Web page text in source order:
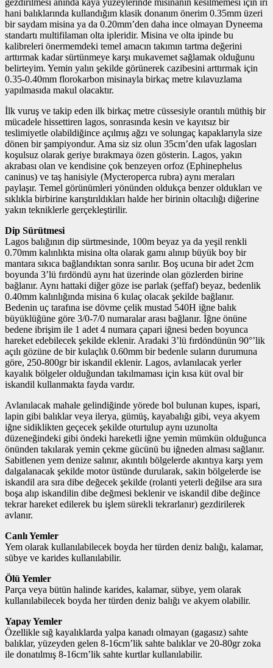
gezdirilmesi anında kaya yüzeylerinde misinanın kesilmemesi için iri
hani balıklarında kullandığım klasik donanım önerim 0.35mm üzeri
bir saydam misina ya da 0.20mm’den daha ince olmayan Dyneema
standartı multifilaman olta ipleridir. Misina ve olta ipinde bu
kalibreleri önermemdeki temel amacın takımın tartma değerini
arttırmak kadar sürtünmeye karşı mukavemet sağlamak olduğunu
belirteyim. Yemin yalın şekilde görünerek cazibesini arttırmak için
0.35-0.40mm florokarbon misinayla birkaç metre kılavuzlama
yapılmasıda makul olacaktır.
İlk vuruş ve takip eden ilk birkaç metre cüssesiyle orantılı müthiş bir
mücadele hissettiren lagos, sonrasında kesin ve kayıtsız bir
teslimiyetle olabildiğince açılmış ağzı ve solungaç kapaklarıyla size
dönen bir şampiyondur. Ama siz siz olun 35cm’den ufak lagosları
koşulsuz olarak geriye bırakmaya özen gösterin. Lagos, yakın
akrabası olan ve kendisine çok benzeyen orfoz (Ephinephelus
caninus) ve taş hanisiyle (Mycteroperca rubra) aynı meraları
paylaşır. Temel görünümleri yönünden oldukça benzer oldukları ve
sıklıkla birbirine karıştırıldıkları halde her birinin oltacılığı diğerine
yakın tekniklerle gerçekleştirilir.
Dip Sürütmesi
Lagos balığının dip sürtmesinde, 100m beyaz ya da yeşil renkli
0.70mm kalınlıkta misina olta olarak gamı alınıp büyük boy bir
mantara sıkıca bağlandıktan sonra sarılır. Boş ucuna bir adet 2cm
boyunda 3’lü fırdöndü aynı hat üzerinde olan gözlerden birine
bağlanır. Aynı hattaki diğer göze ise parlak (şeffaf) beyaz, bedenlik
0.40mm kalınlığında misina 6 kulaç olacak şekilde bağlanır.
Bedenin uç tarafına ise dövme çelik mustad 540H iğne balık
büyüklüğüne göre 3/0-7/0 numaralar arası bağlanır. İğne önüne
bedene ibrişim ile 1 adet 4 numara çapari iğnesi beden boyunca
hareket edebilecek şekilde eklenir. Aradaki 3’lü fırdöndünün 90°’lik
açılı gözüne de bir kulaçlık 0.60mm bir bedenle suların durumuna
göre, 250-800gr bir iskandil eklenir. Lagos, avlanılacak yerler
kayalık bölgeler olduğundan takılmaması için kısa küt oval bir
iskandil kullanmakta fayda vardır.
Avlanılacak mahale gelindiğinde yörede bol bulunan kupes, ispari,
lapin gibi balıklar veya ilerya, gümüş, kayabalığı gibi, veya akyem
iğne sidiklikten geçecek şekilde oturtulup aynı uzunolta
düzeneğindeki gibi öndeki hareketli iğne yemin mümkün olduğunca
önünden takılarak yemin çekme gücünü bu iğneden alması sağlanır.
Sabitlenen yem denize salınır, akıntılı bölgelerde akıntıya karşı yem
dalgalanacak şekilde motor üstünde durularak, sakin bölgelerde ise
iskandil ara sıra dibe değecek şekilde (rolanti yeterli değilse ara sıra
boşa alıp iskandilin dibe değmesi beklenir ve iskandil dibe değince
tekrar hareket edilerek bu işlem sürekli tekrarlanır) gezdirilerek
avlanır.
Canlı Yemler
Yem olarak kullanılabilecek boyda her türden deniz balığı, kalamar,
sübye ve karides kullanılabilir.
Ölü Yemler
Parça veya bütün halinde karides, kalamar, sübye, yem olarak
kullanılabilecek boyda her türden deniz balığı ve akyem olabilir.
Yapay Yemler
Özellikle sığ kayalıklarda yalpa kanadı olmayan (gagasız) sahte
balıklar, yüzeyden gelen 8-16cm’lik sahte balıklar ve 20-80gr zoka
ile donatılmış 8-16cm’lik sahte kurtlar kullanılabilir.